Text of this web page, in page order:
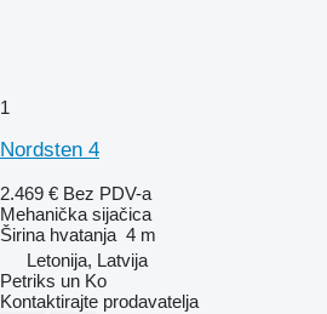
1
Nordsten 4
2.469 € Bez PDV-a
Mehanička sijačica
Širina hvatanja 4 m
Letonija, Latvija
Petriks un Ko
Kontaktirajte prodavatelja